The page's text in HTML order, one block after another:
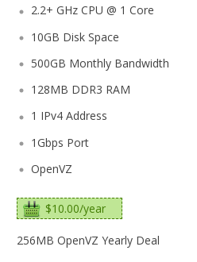
2.2+ GHz CPU @ 1 Core
10GB Disk Space
500GB Monthly Bandwidth
128MB DDR3 RAM
1 IPv4 Address
1Gbps Port
OpenVZ
$10.00/year
256MB OpenVZ Yearly Deal